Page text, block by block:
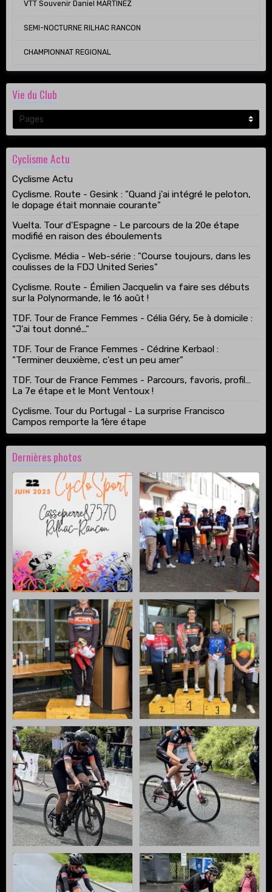
VTT Souvenir Daniel MARTINEZ
SEMI-NOCTURNE RILHAC RANCON
CHAMPIONNAT REGIONAL
Vie du Club
Cyclisme Actu
Cyclisme Actu
Cyclisme. Route - Gesink : "Quand j'ai intégré le peloton,
le dopage était monnaie courante"
Vuelta. Tour d'Espagne - Le parcours de la 20e étape
modifié en raison des éboulements
Cyclisme. Média - Web-série : "Course toujours, dans les
coulisses de la FDJ United Series"
Cyclisme. Route - Émilien Jacquelin va faire ses débuts
sur la Polynormande, le 16 août !
TDF. Tour de France Femmes - Célia Géry, 5e à domicile :
"J'ai tout donné..."
TDF. Tour de France Femmes - Cédrine Kerbaol :
"Terminer deuxième, c'est un peu amer"
TDF. Tour de France Femmes - Parcours, favoris, profil…
La 7e étape et le Mont Ventoux !
Cyclisme. Tour du Portugal - La surprise Francisco
Campos remporte la 1ère étape
Dernières photos